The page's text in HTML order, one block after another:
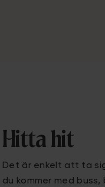
Hitta hit
Det är enkelt att ta
du kommer med